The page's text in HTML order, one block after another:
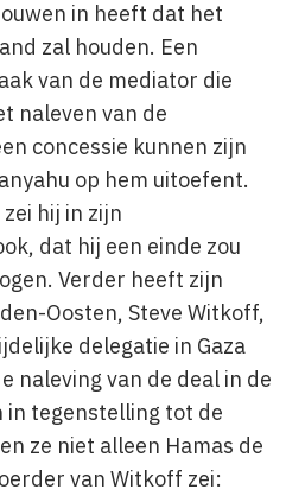
in heeft dat het
zal houden. Een
van de mediator die
naleven van de
concessie kunnen zijn
op hem uitoefent.
hij in zijn
dat hij een einde zou
Verder heeft zijn
Oosten, Steve Witkoff,
delegatie in Gaza
naleving van de deal in de
in tegenstelling tot de
ze niet alleen Hamas de
van Witkoff zei: